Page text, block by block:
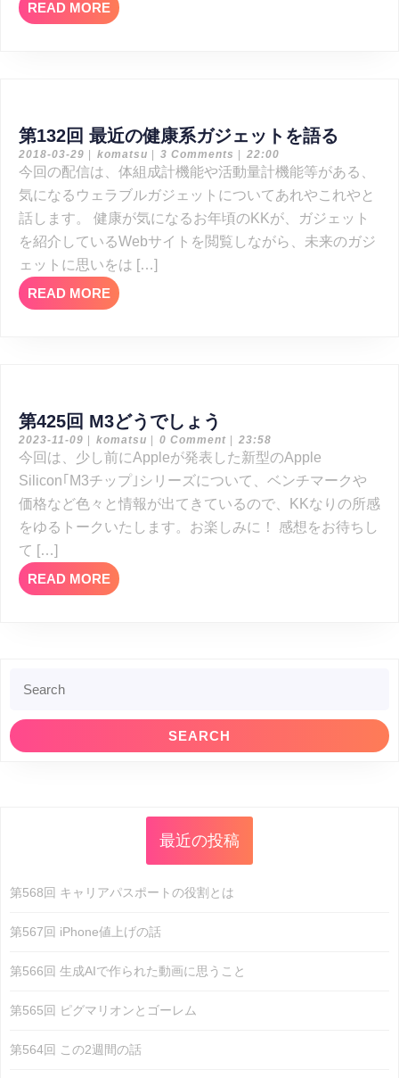
く
だ
さ
READ MOREREAD
MORE
第132回 最近の健康系ガジェットを語る
回
最
近
の
語
る
2018-03-29 2018-
03-
29
komatsu komatsu
3 Comments 22:00
今回の配信は、体組成計機能や活動量計機能等がある、
気になるウェラブルガジェットについてあれやこれやと
話します。 健康が気になるお年頃のKKが、ガジェット
を紹介しているWebサイトを閲覧しながら、未来のガジ
ェットに思いをは […]
READ MOREREAD
MORE
第425回 M3どうでしょう
425
回 M3
ど
う
で
2023-11-09 2023-
11-
09
komatsu komatsu
0 Comment 23:58
今回は、少し前にAppleが発表した新型のApple
Silicon｢M3チップ｣シリーズについて、ベンチマークや
価格など色々と情報が出てきているので、KKなりの所感
をゆるトークいたします。お楽しみに！ 感想をお待ちし
て […]
READ MOREREAD
MORE
for:
最近の投稿
第568回 キャリアパスポートの役割とは
第567回 iPhone値上げの話
第566回 生成AIで作られた動画に思うこと
第565回 ピグマリオンとゴーレム
第564回 この2週間の話